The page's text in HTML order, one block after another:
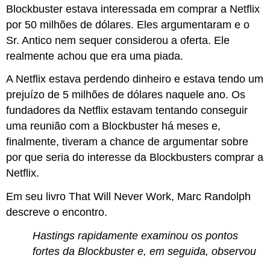
Blockbuster estava interessada em comprar a Netflix
por 50 milhões de dólares. Eles argumentaram e o
Sr. Antico nem sequer considerou a oferta. Ele
realmente achou que era uma piada.
A Netflix estava perdendo dinheiro e estava tendo um
prejuízo de 5 milhões de dólares naquele ano. Os
fundadores da Netflix estavam tentando conseguir
uma reunião com a Blockbuster há meses e,
finalmente, tiveram a chance de argumentar sobre
por que seria do interesse da Blockbusters comprar a
Netflix.
Em seu livro That Will Never Work, Marc Randolph
descreve o encontro.
Hastings rapidamente examinou os pontos
fortes da Blockbuster e, em seguida, observou